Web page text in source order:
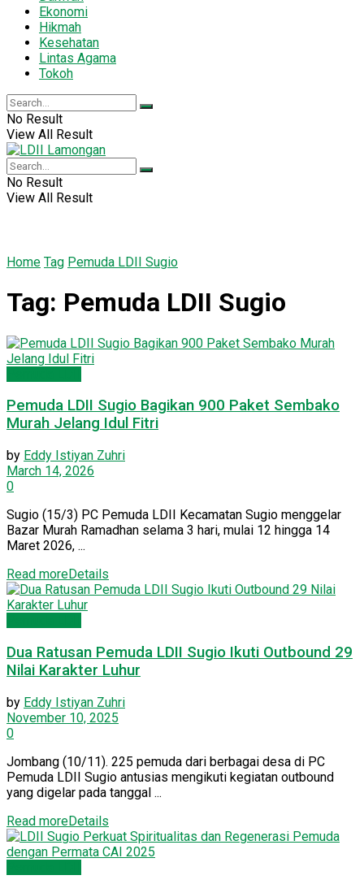
Ekonomi
Hikmah
Kesehatan
Lintas Agama
Tokoh
No Result
View All Result
No Result
View All Result
Home Tag Pemuda LDII Sugio
Tag: Pemuda LDII Sugio
Pemuda LDII Sugio Bagikan 900 Paket Sembako
Murah Jelang Idul Fitri
by Eddy Istiyan Zuhri
March 14, 2026
0
Sugio (15/3) PC Pemuda LDII Kecamatan Sugio menggelar
Bazar Murah Ramadhan selama 3 hari, mulai 12 hingga 14
Maret 2026, ...
Read moreDetails
Dua Ratusan Pemuda LDII Sugio Ikuti Outbound 29
Nilai Karakter Luhur
by Eddy Istiyan Zuhri
November 10, 2025
0
Jombang (10/11). 225 pemuda dari berbagai desa di PC
Pemuda LDII Sugio antusias mengikuti kegiatan outbound
yang digelar pada tanggal ...
Read moreDetails